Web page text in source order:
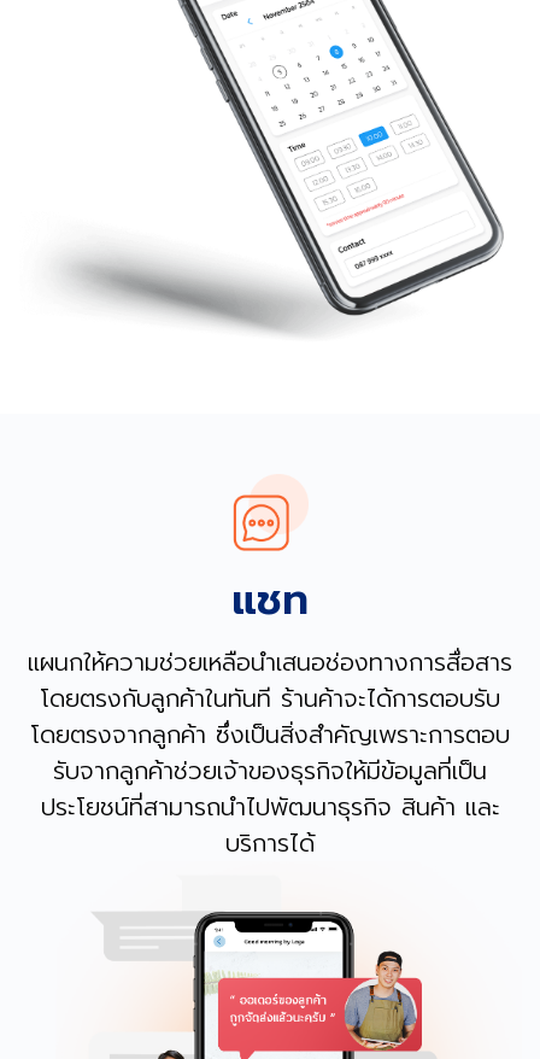
แชท
แผนกให้ความช่วยเหลือนำเสนอช่องทางการสื่อสาร
โดยตรงกับลูกค้าในทันที ร้านค้าจะได้การตอบรับ
โดยตรงจากลูกค้า ซึ่งเป็นสิ่งสำคัญเพราะการตอบ
รับจากลูกค้าช่วยเจ้าของธุรกิจให้มีข้อมูลที่เป็น
ประโยชน์ที่สามารถนำไปพัฒนาธุรกิจ สินค้า และ
บริการได้